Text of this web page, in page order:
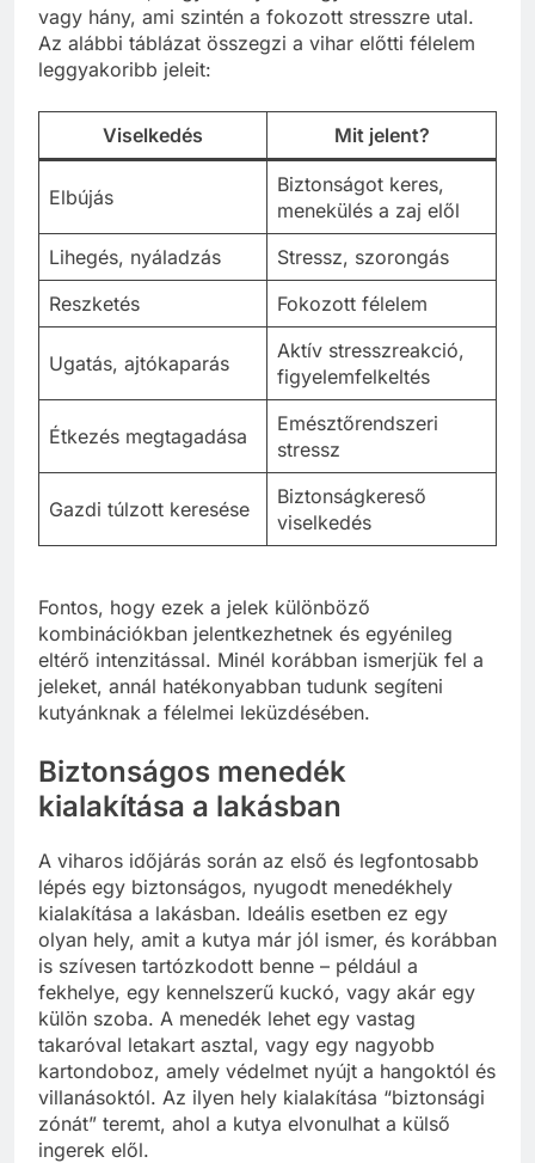
vagy hány, ami szintén a fokozott stresszre utal.
Az alábbi táblázat összegzi a vihar előtti félelem
leggyakoribb jeleit:
Viselkedés Mit jelent?
Elbújás
Biztonságot keres,
menekülés a zaj elől
Lihegés, nyáladzás
Stressz, szorongás
Reszketés
Fokozott félelem
Ugatás, ajtókaparás
Aktív stresszreakció,
figyelemfelkeltés
Étkezés megtagadása
Emésztőrendszeri
stressz
Gazdi túlzott keresése
Biztonságkereső
viselkedés
Fontos, hogy ezek a jelek különböző
kombinációkban jelentkezhetnek és egyénileg
eltérő intenzitással. Minél korábban ismerjük fel a
jeleket, annál hatékonyabban tudunk segíteni
kutyánknak a félelmei leküzdésében.
Biztonságos menedék
kialakítása a lakásban
A viharos időjárás során az első és legfontosabb
lépés egy biztonságos, nyugodt menedékhely
kialakítása a lakásban. Ideális esetben ez egy
olyan hely, amit a kutya már jól ismer, és korábban
is szívesen tartózkodott benne – például a
fekhelye, egy kennelszerű kuckó, vagy akár egy
külön szoba. A menedék lehet egy vastag
takaróval letakart asztal, vagy egy nagyobb
kartondoboz, amely védelmet nyújt a hangoktól és
villanásoktól. Az ilyen hely kialakítása “biztonsági
zónát” teremt, ahol a kutya elvonulhat a külső
ingerek elől.